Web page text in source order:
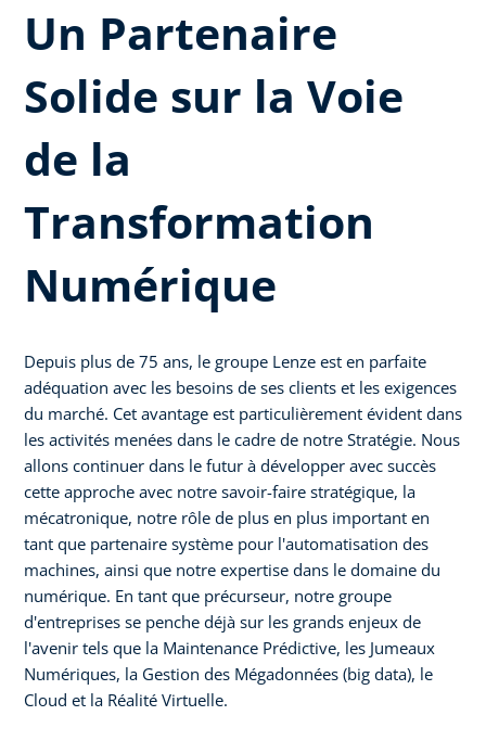
Un Partenaire
Solide sur la Voie
de la
Transformation
Numérique
Depuis plus de 75 ans, le groupe Lenze est en parfaite
adéquation avec les besoins de ses clients et les exigences
du marché. Cet avantage est particulièrement évident dans
les activités menées dans le cadre de notre Stratégie. Nous
allons continuer dans le futur à développer avec succès
cette approche avec notre savoir-faire stratégique, la
mécatronique, notre rôle de plus en plus important en
tant que partenaire système pour l'automatisation des
machines, ainsi que notre expertise dans le domaine du
numérique. En tant que précurseur, notre groupe
d'entreprises se penche déjà sur les grands enjeux de
l'avenir tels que la Maintenance Prédictive, les Jumeaux
Numériques, la Gestion des Mégadonnées (big data), le
Cloud et la Réalité Virtuelle.